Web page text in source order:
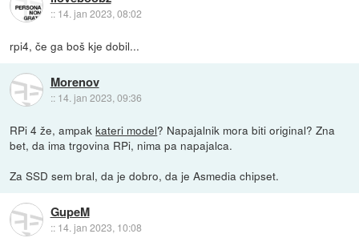
:: 14. jan 2023, 08:02
rpi4, če ga boš kje dobil...
Morenov
:: 14. jan 2023, 09:36
RPi 4 že, ampakkateri model? Napajalnik mora biti original? Zna
bet, da ima trgovina RPi, nima pa napajalca.
Za SSD sem bral, da je dobro, da je Asmedia chipset.
GupeM
:: 14. jan 2023, 10:08